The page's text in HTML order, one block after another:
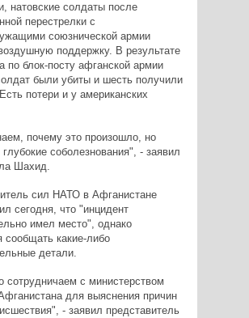
натовские солдаты после
перестрелки с
союзнической армии
поддержку. В результате
по блок-посту афганской армии
были убиты и шесть получили
потери и у американских
почему это произошло, но
соболезнования", - заявил
Шахид.
сил НАТО в Афганистане
сегодня, что "инцидент
имел место", однако
сообщать какие-либо
детали.
сотрудничаем с министерством
для выяснения причин
- заявил представитель